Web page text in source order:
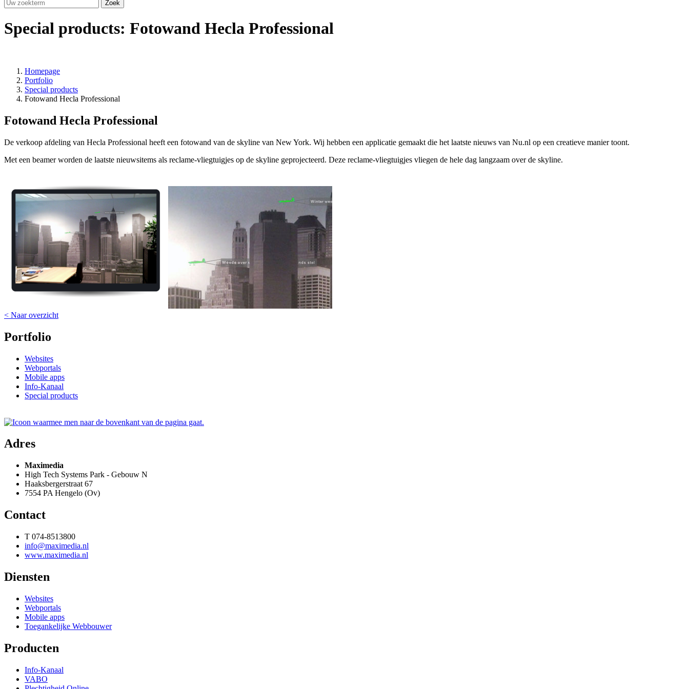
Special products: Fotowand Hecla Professional
Homepage
Portfolio
Special products
Fotowand Hecla Professional
Fotowand Hecla Professional
De verkoop afdeling van Hecla Professional heeft een fotowand van de skyline van New York. Wij hebben een applicatie gemaakt die het laatste nieuws van Nu.nl op een creatieve manier toont.
Met een beamer worden de laatste nieuwsitems als reclame-vliegtuigjes op de skyline geprojecteerd. Deze reclame-vliegtuigjes vliegen de hele dag langzaam over de skyline.
< Naar overzicht
Portfolio
Websites
Webportals
Mobile apps
Info-Kanaal
Special products
Adres
Maximedia
High Tech Systems Park - Gebouw N
Haaksbergerstraat 67
7554 PA Hengelo (Ov)
Contact
T 074-8513800
info@maximedia.nl
www.maximedia.nl
Diensten
Websites
Webportals
Mobile apps
Toegankelijke Webbouwer
Producten
Info-Kanaal
VABO